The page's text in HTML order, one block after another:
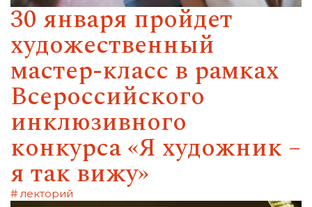
30 января пройдет
художественный
мастер-класс в рамках
Всероссийского
инклюзивного
конкурса «Я художник –
я так вижу»
# лекторий